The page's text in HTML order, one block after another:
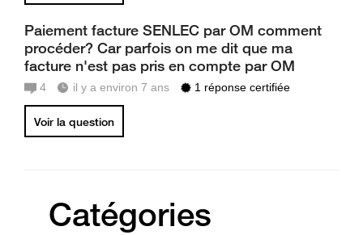
Paiement facture SENLEC par OM comment
procéder? Car parfois on me dit que ma
facture n'est pas pris en compte par OM
4 il y a environ 7 ans 1 réponse certifiée
Voir la question
Catégories